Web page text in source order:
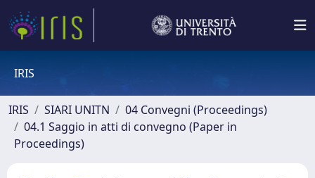
IRIS
IRIS SIARI UNITN
04 Convegni (Proceedings)
04.1 Saggio in atti di convegno (Paper in
Proceedings)